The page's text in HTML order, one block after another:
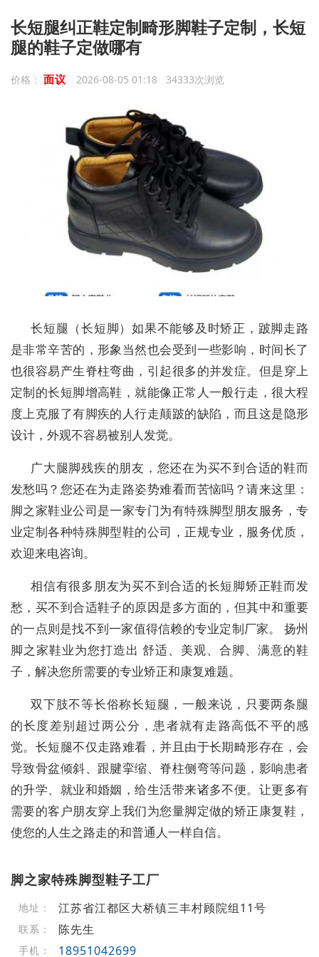
长短腿纠正鞋定制畸形脚鞋子定制，长短
腿的鞋子定做哪有
价格： 面议 2026-08-05 01:18 34333次浏览
长短腿（长短脚）如果不能够及时矫正，跛脚走路
是非常辛苦的，形象当然也会受到一些影响，时间长了
也很容易产生脊柱弯曲，引起很多的并发症。但是穿上
定制的长短脚增高鞋，就能像正常人一般行走，很大程
度上克服了有脚疾的人行走颠跛的缺陷，而且这是隐形
设计，外观不容易被别人发觉。
广大腿脚残疾的朋友，您还在为买不到合适的鞋而
发愁吗？您还在为走路姿势难看而苦恼吗？请来这里：
脚之家鞋业公司是一家专门为有特殊脚型朋友服务，专
业定制各种特殊脚型鞋的公司，正规专业，服务优质，
欢迎来电咨询。
相信有很多朋友为买不到合适的长短脚矫正鞋而发
愁，买不到合适鞋子的原因是多方面的，但其中和重要
的一点则是找不到一家值得信赖的专业定制厂家。 扬州
脚之家鞋业为您打造出 舒适、美观、合脚、满意的鞋
子，解决您所需要的专业矫正和康复难题。
双下肢不等长俗称长短腿，一般来说，只要两条腿
的长度差别超过两公分，患者就有走路高低不平的感
觉。长短腿不仅走路难看，并且由于长期畸形存在，会
导致骨盆倾斜、跟腱挛缩、脊柱侧弯等问题，影响患者
的升学、就业和婚姻，给生活带来诸多不便。让更多有
需要的客户朋友穿上我们为您量脚定做的矫正康复鞋，
使您的人生之路走的和普通人一样自信。
脚之家特殊脚型鞋子工厂
地址： 江苏省江都区大桥镇三丰村顾院组11号
联系： 陈先生
手机： 18951042699